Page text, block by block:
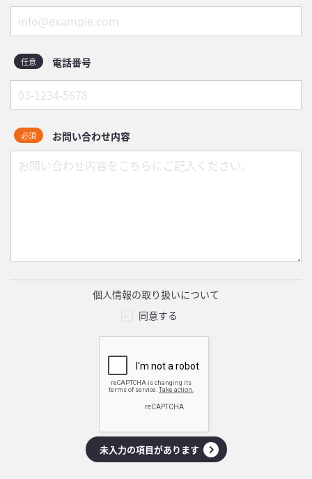
電話番号
任意
お問い合わせ内容
必須
個人情報の取り扱いについて
同意する
未入力の項目があります